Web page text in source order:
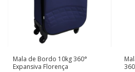
Mala de Bordo 10kg 360°
Expansiva Florença